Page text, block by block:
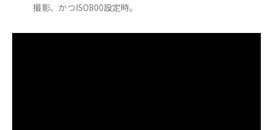
撮影、かつISO800設定時。